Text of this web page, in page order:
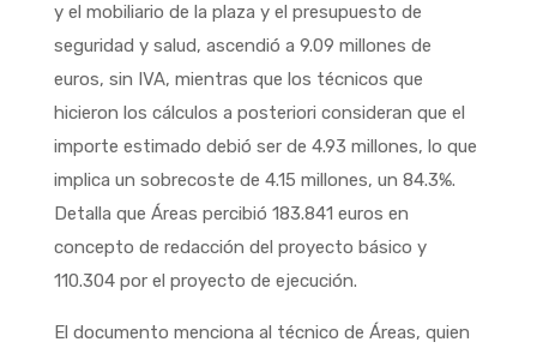
y el mobiliario de la plaza y el presupuesto de
seguridad y salud, ascendió a 9.09 millones de
euros, sin IVA, mientras que los técnicos que
hicieron los cálculos a posteriori consideran que el
importe estimado debió ser de 4.93 millones, lo que
implica un sobrecoste de 4.15 millones, un 84.3%.
Detalla que Áreas percibió 183.841 euros en
concepto de redacción del proyecto básico y
110.304 por el proyecto de ejecución.
El documento menciona al técnico de Áreas, quien